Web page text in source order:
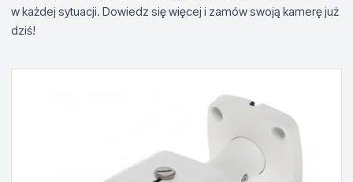
w każdej sytuacji. Dowiedz się więcej i zamów swoją kamerę już
dziś!